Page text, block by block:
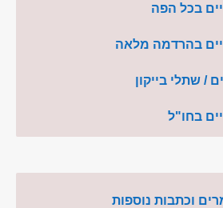
בכל הפה
בהרדמה מלאה
/ שתלי בייקון
בחו"ל
וכתבות נוספות